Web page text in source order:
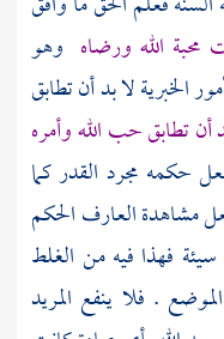
محبة الله ورضاه وهو
الخبرية لا بد أن تطابق
أن تطابق حب الله وأمره
حكمه مجرد القدر كما
العارف الحكم
فهذا فيه من الغلط
. فلا ينفع المريد